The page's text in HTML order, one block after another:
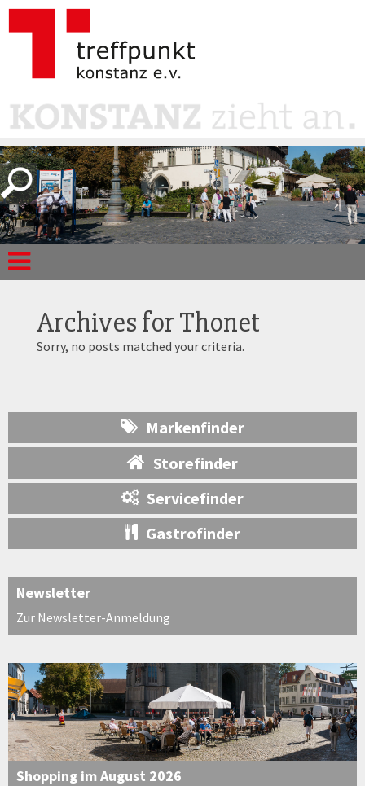
Archives forThonet
Sorry, no posts matched your criteria.
Markenfinder
Storefinder
Servicefinder
Gastrofinder
Newsletter
Zur Newsletter-Anmeldung
Shopping im August 2026